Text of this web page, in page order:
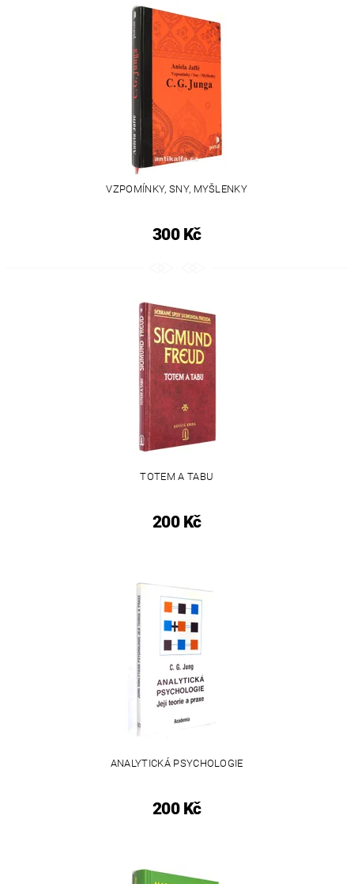
VZPOMÍNKY, SNY, MYŠLENKY
300 Kč
TOTEM A TABU
200 Kč
ANALYTICKÁ PSYCHOLOGIE
200 Kč